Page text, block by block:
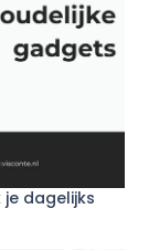
dagelijks